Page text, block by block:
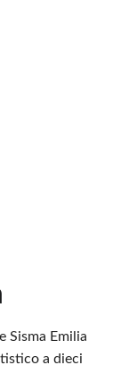
Sisma Emilia
a dieci